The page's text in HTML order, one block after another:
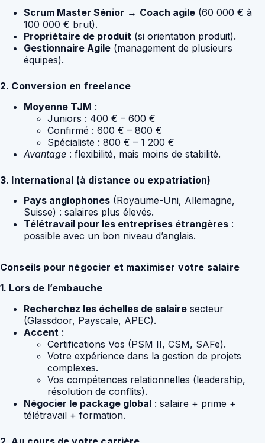
Scrum Master Sénior → Coach agile (60 000 € à
100 000 € brut).
Propriétaire de produit (si orientation produit).
Gestionnaire Agile (management de plusieurs
équipes).
2. Conversion en freelance
Moyenne TJM :
Juniors : 400 € – 600 €
Confirmé : 600 € – 800 €
Spécialiste : 800 € – 1 200 €
Avantage : flexibilité, mais moins de stabilité.
3. International (à distance ou expatriation)
Pays anglophones (Royaume-Uni, Allemagne,
Suisse) : salaires plus élevés.
Télétravail pour les entreprises étrangères :
possible avec un bon niveau d’anglais.
Conseils pour négocier et maximiser votre salaire
1. Lors de l’embauche
Recherchez les échelles de salaire secteur
(Glassdoor, Payscale, APEC).
Accent :
Certifications Vos (PSM II, CSM, SAFe).
Votre expérience dans la gestion de projets
complexes.
Vos compétences relationnelles (leadership,
résolution de conflits).
Négocier le package global : salaire + prime +
télétravail + formation.